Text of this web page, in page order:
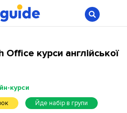
Office курси англійської
курси
Йде набір в групи